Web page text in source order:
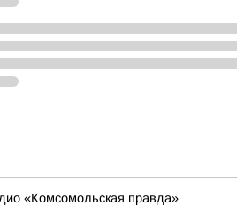
«Комсомольская правда»